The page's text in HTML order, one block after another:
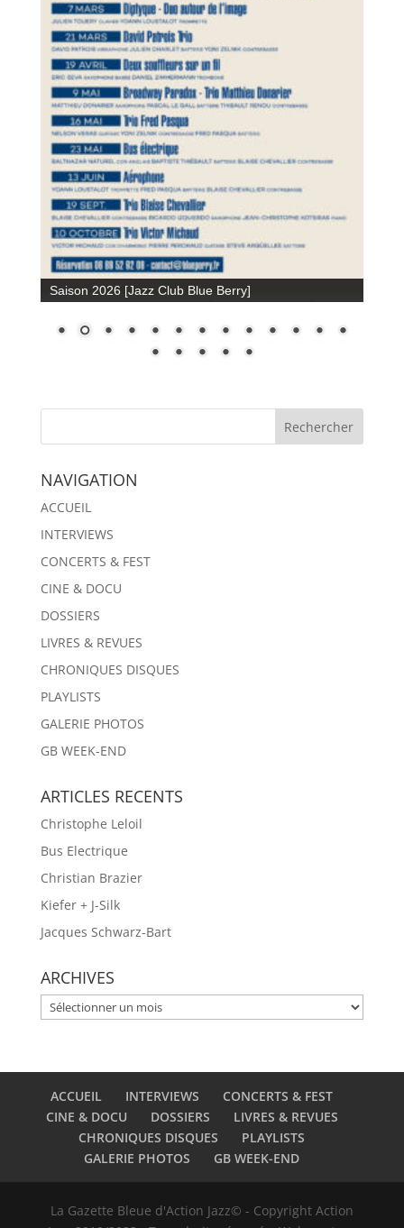
Saison 2026 [Jazz Club Blue Berry]
NAVIGATION
ACCUEIL
INTERVIEWS
CONCERTS & FEST
CINE & DOCU
DOSSIERS
LIVRES & REVUES
CHRONIQUES DISQUES
PLAYLISTS
GALERIE PHOTOS
GB WEEK-END
ARTICLES RECENTS
Christophe Leloil
Bus Electrique
Christian Brazier
Kiefer + J-Silk
Jacques Schwarz-Bart
ARCHIVES
ARCHIVES
ACCUEIL INTERVIEWS
CONCERTS & FEST
CINE & DOCU
DOSSIERS
LIVRES & REVUES
CHRONIQUES DISQUES
PLAYLISTS
GALERIE PHOTOS
GB WEEK-END
La Gazette Bleue d'Action Jazz© - Copyright Action